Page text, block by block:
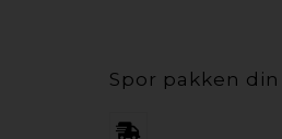
Spor pakken din